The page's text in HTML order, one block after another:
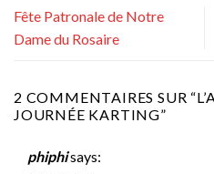
Fête Patronale de Notre
Dame du Rosaire
2 COMMENTAIRES SUR “
JOURNÉE KARTING”
phiphisays: